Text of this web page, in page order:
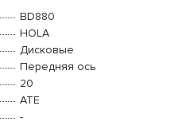
BD880
HOLA
Дисковые
Передняя ось
20
ATE
-